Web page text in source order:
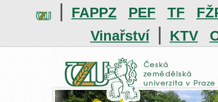
| FAPPZ PEF TF
Vinařství | KTV